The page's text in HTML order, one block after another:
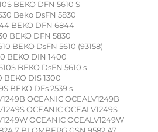
BEKO DFN 5610 S
Beko DsFN 5830
BEKO DFN 6844
BEKO DFN 5830
BEKO DsFN 5610 (93158)
BEKO DIN 1400
BEKO DsFN 5610 s
BEKO DIS 1300
BEKO DFs 2539 s
OCEANIC OCEALV1249B
OCEANIC OCEALV1249S
OCEANIC OCEALV1249W